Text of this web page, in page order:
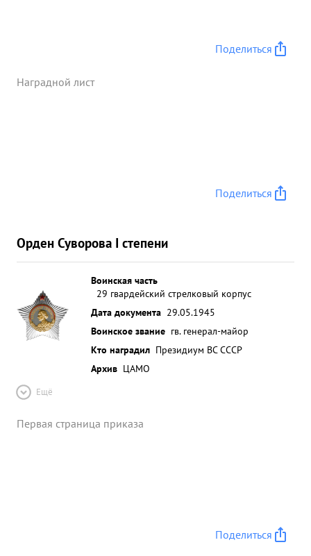
Поделиться
Наградной лист
Поделиться
Орден Суворова I степени
Воинская часть
29 гвардейский стрелковый корпус
Дата документа 29.05.1945
Воинское звание гв. генерал-майор
Кто наградил Президиум ВС СССР
Архив ЦАМО
Ещё
Первая страница приказа
Поделиться